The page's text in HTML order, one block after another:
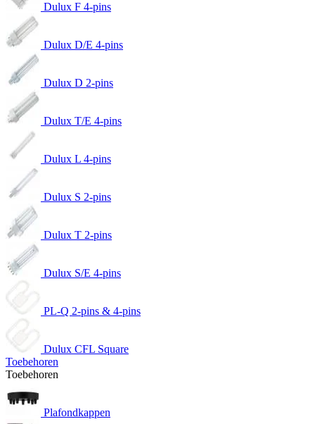
Dulux F 4-pins
Dulux D/E 4-pins
Dulux D 2-pins
Dulux T/E 4-pins
Dulux L 4-pins
Dulux S 2-pins
Dulux T 2-pins
Dulux S/E 4-pins
PL-Q 2-pins & 4-pins
Dulux CFL Square
Toebehoren
Toebehoren
Plafondkappen